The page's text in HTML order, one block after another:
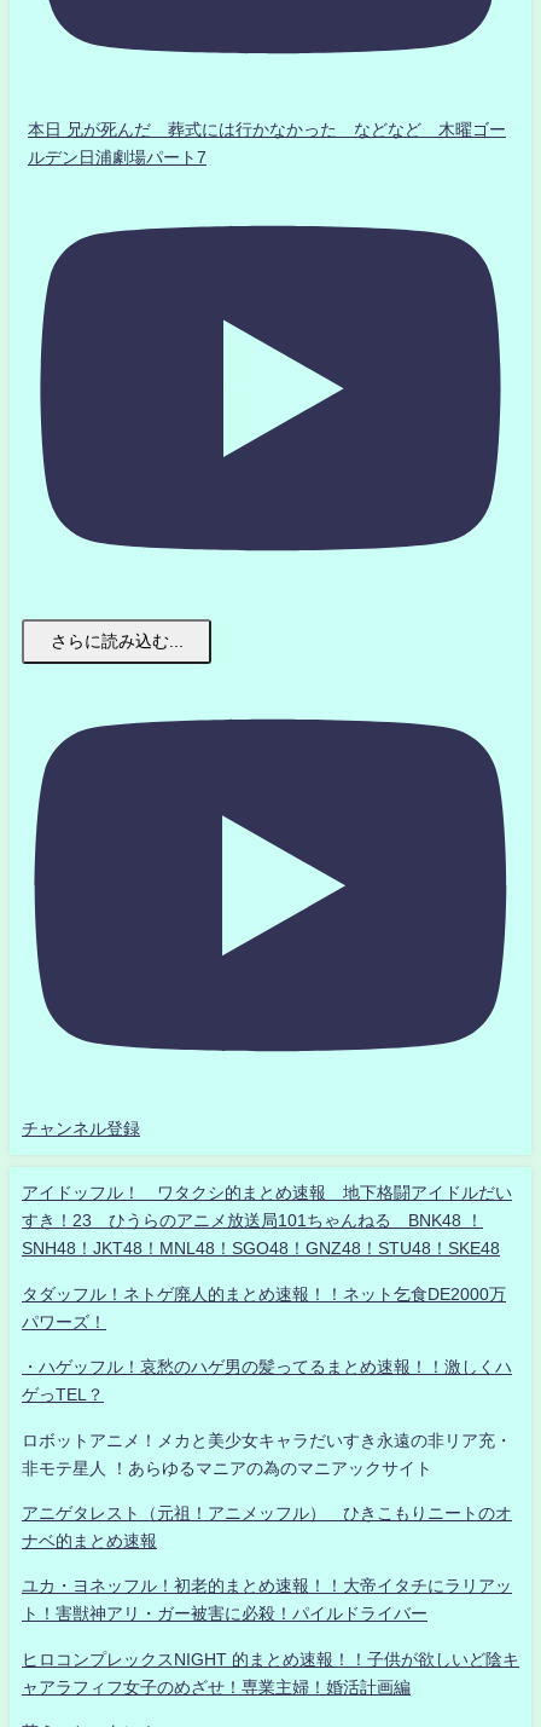
本日 兄が死んだ 葬式には行かなかった などなど 木曜ゴー
ルデン日浦劇場パート7
さらに読み込む...
チャンネル登録
アイドッフル！ ワタクシ的まとめ速報 地下格闘アイドルだい
すき！23 ひうらのアニメ放送局101ちゃんねる BNK48 ！
SNH48！JKT48！MNL48！SGO48！GNZ48！STU48！SKE48
タダッフル！ネトゲ廃人的まとめ速報！！ネット乞食DE2000万
パワーズ！
・ハゲッフル！哀愁のハゲ男の髪ってるまとめ速報！！激しくハ
ゲっTEL？
ロボットアニメ！メカと美少女キャラだいすき永遠の非リア充・
非モテ星人 ！あらゆるマニアの為のマニアックサイト
アニゲタレスト（元祖！アニメッフル） ひきこもりニートのオ
ナベ的まとめ速報
ユカ・ヨネッフル！初老的まとめ速報！！大帝イタチにラリアッ
ト！害獣神アリ・ガー被害に必殺！パイルドライバー
ヒロコンプレックスNIGHT 的まとめ速報！！子供が欲しいど陰キ
ャアラフィフ女子のめざせ！専業主婦！婚活計画編